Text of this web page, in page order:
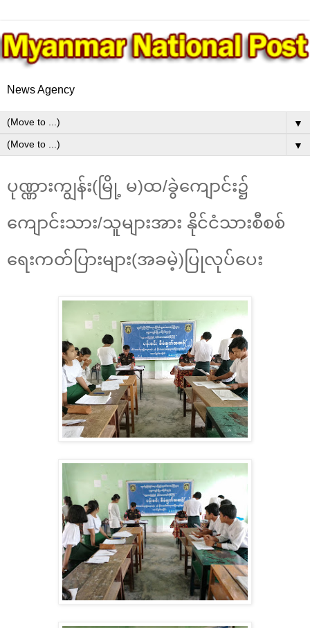
News Agency
▼
▼
ပုဏ္ဏားကျွန်း(မြို့ မ)ထ/ခွဲကျောင်း၌
ကျောင်းသား/သူများအား နိုင်ငံသားစီစစ်
ရေးကတ်ပြားများ(အခမဲ့)ပြုလုပ်ပေး